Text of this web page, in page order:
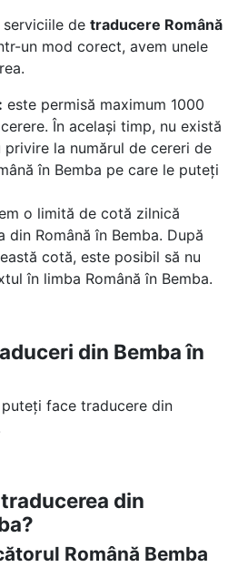
serviciile de traducere Română
un mod corect, avem unele
este permisă maximum 1000
În același timp, nu există
la numărul de cereri de
în Bemba pe care le puteți
o limită de cotă zilnică
din Română în Bemba. După
cotă, este posibil să nu
în limba Română în Bemba.
din Bemba în
face traducere din
din
Română Bemba